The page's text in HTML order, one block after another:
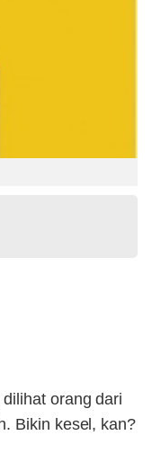
orang dari
Bikin kesel, kan?